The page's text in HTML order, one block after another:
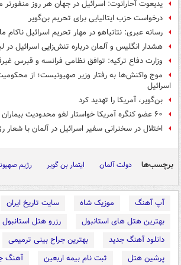
یدیعوت آحارانوت: اسرائیل در جهان هر روز
درخواست حزب ایتالیایی برای تحریم بن‌گویر
رسانه عبری: نتانیاهو در مهار تحریم اسرائیل ناکام
هشدار انگلیس و آلمان درباره تنش‌زایی اسرائیل در
وزارت دفاع ترکیه: توافق نظامی فرانسه و قبرس
موج واکنش‌ها به رفتار وزیر صهیونیست؛ از
اسرائیل
بن‌گویر، آمریکا را تهدید کرد
۶۰ عضو کنگره آمریکا خواستار لغو محدودیت بیماران سرطانی غزه
اختلال در سخنرانی سفیر اسرائیل در آلمان با
برچسب‌ها دولت آلمان ایتمار بن گویر رژیم
آپ آهنگ موزیک شاه
سایت تاریخ ایران
بهترین هتل های استانبول
رزرو هتل استانبول
دانلود آهنگ جدید
بهترین جراح بینی ترمیمی
پرشین هتل
ثبت نام بیمه اربعین
آهنگ